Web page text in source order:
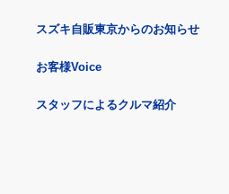
スズキ自販東京からのお知らせ
お客様Voice
スタッフによるクルマ紹介